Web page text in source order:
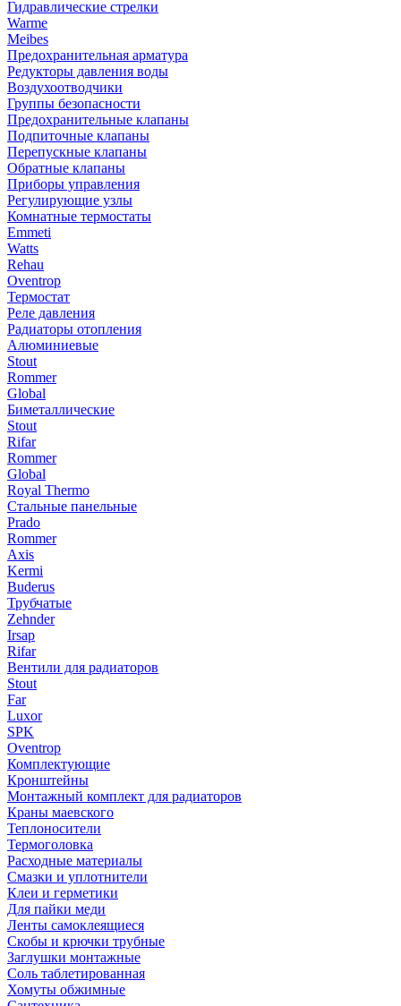
Гидравлические стрелки
Warme
Meibes
Предохранительная арматура
Редукторы давления воды
Воздухоотводчики
Группы безопасности
Предохранительные клапаны
Подпиточные клапаны
Перепускные клапаны
Обратные клапаны
Приборы управления
Регулирующие узлы
Комнатные термостаты
Emmeti
Watts
Rehau
Oventrop
Термостат
Реле давления
Радиаторы отопления
Алюминиевые
Stout
Rommer
Global
Биметаллические
Stout
Rifar
Rommer
Global
Royal Thermo
Стальные панельные
Prado
Rommer
Axis
Kermi
Buderus
Трубчатые
Zehnder
Irsap
Rifar
Вентили для радиаторов
Stout
Far
Luxor
SPK
Oventrop
Комплектующие
Кронштейны
Монтажный комплект для радиаторов
Краны маевского
Теплоносители
Термоголовка
Расходные материалы
Смазки и уплотнители
Клеи и герметики
Для пайки меди
Ленты самоклеящиеся
Скобы и крючки трубные
Заглушки монтажные
Соль таблетированная
Хомуты обжимные